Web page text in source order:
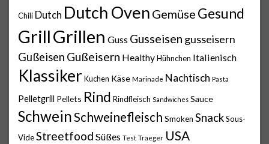
Chili Dutch Dutch Oven Gemüse Gesund
GrillGrillen Guss Gusseisen gusseisern
Gußeisen Gußeisern HealthyHühnchen Italienisch
Klassiker Kuchen Käse Marinade Nachtisch Pasta
Pelletgrill Pellets Rind Rindfleisch Sandwiches Sauce
SchweinSchweinefleisch Smoken SnackSous-
VideStreetfood Süßes Test Traeger USA